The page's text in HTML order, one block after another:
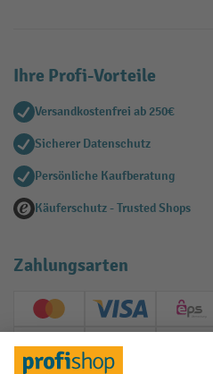
Ihre Profi-Vorteile
Versandkostenfrei ab 250€
Sicherer Datenschutz
Persönliche Kaufberatung
Käuferschutz - Trusted Shops
Zahlungsarten
Creditcard (Master)Creditcard (Visa)
EPS
PayPal